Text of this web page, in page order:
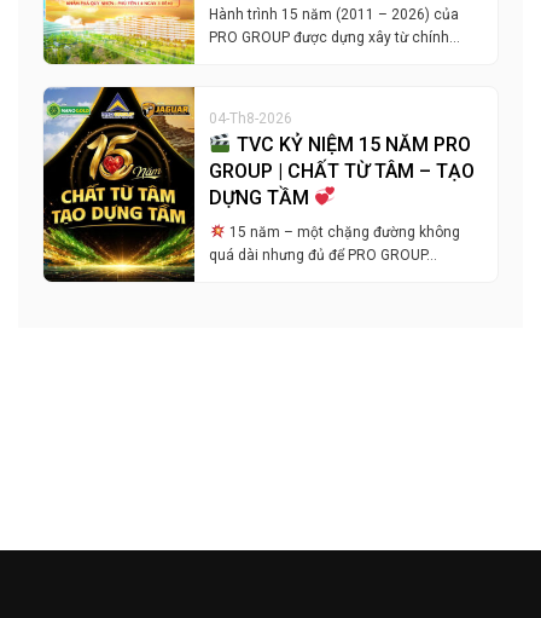
Hành trình 15 năm (2011 – 2026) của
PRO GROUP được dựng xây từ chính…
04-Th8-2026
TVC KỶ NIỆM 15 NĂM PRO
GROUP | CHẤT TỪ TÂM – TẠO
DỰNG TẦM
15 năm – một chặng đường không
quá dài nhưng đủ để PRO GROUP…